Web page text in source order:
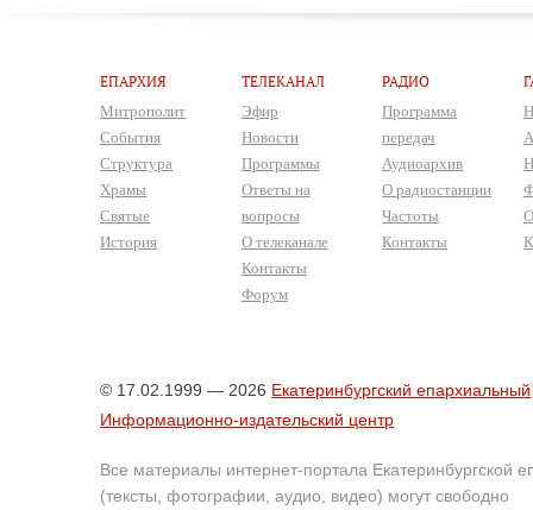
ЕПАРХИЯ
Митрополит
События
Структура
Храмы
Святые
История
ТЕЛЕКАНАЛ
Эфир
Новости
Программы
Ответы на
вопросы
О телеканале
Контакты
Форум
РАДИО
Программа
передач
Аудиоархив
О радиостанции
Частоты
Контакты
© 17.02.1999 — 2026 Екатеринбургский епархиальный
Информационно-издательский центр
Все материалы интернет-портала Екатеринбургской
(тексты, фотографии, аудио, видео) могут свободно